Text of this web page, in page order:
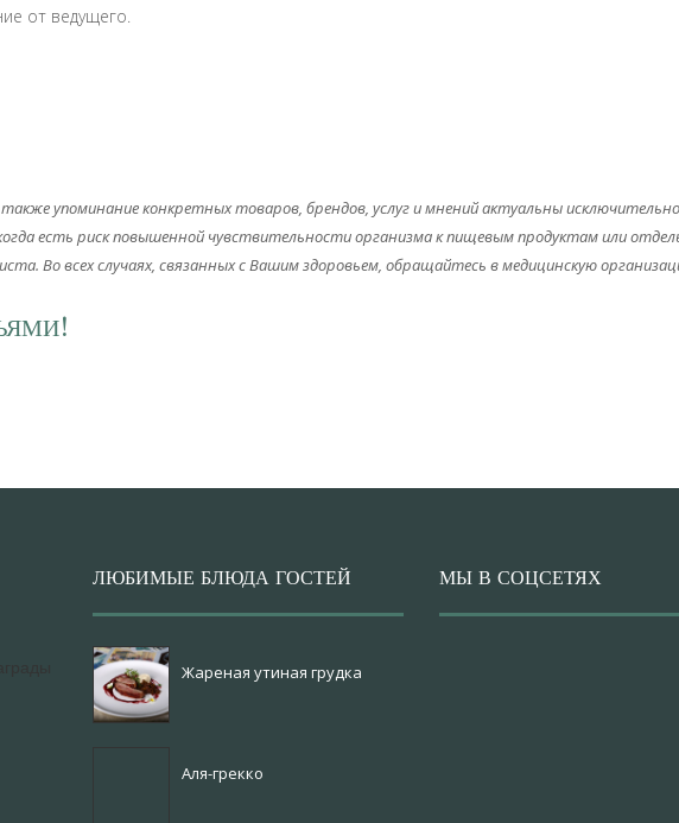
от ведущего.
упоминание конкретных товаров, брендов, услуг и мнений актуальны
есть риск повышенной чувствительности организма к пищевым продуктам или
Во всех случаях, связанных с Вашим здоровьем, обращайтесь в медицинскую
ЛЮБИМЫЕ БЛЮДА ГОСТЕЙ
Жареная утиная грудка
Аля-грекко
МЫ В СОЦСЕТЯХ